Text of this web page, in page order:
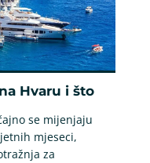
Hvaru i što
se mijenjaju
mjeseci,
za